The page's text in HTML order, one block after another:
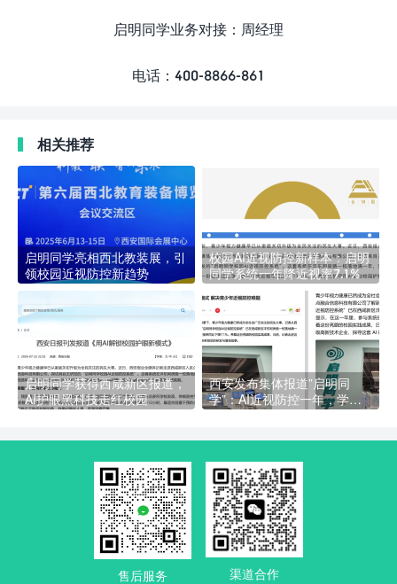
启明同学业务对接：周经理
电话：400-8866-861
相关推荐
启明同学亮相西北教装展，引
领校园近视防控新趋势
校园AI近视防控新样本：启明
同学系统一年降近视率7.1%
启明同学获得西咸新区报道，
AI护眼黑科技走红校园
西安发布集体报道”启明同
学”：AI近视防控一年，学校
售后服务 渠道合作